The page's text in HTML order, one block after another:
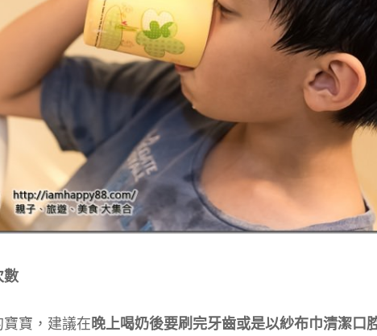
數
寶，建議在晚上喝奶後要刷完牙齒或是以紗布巾清潔口